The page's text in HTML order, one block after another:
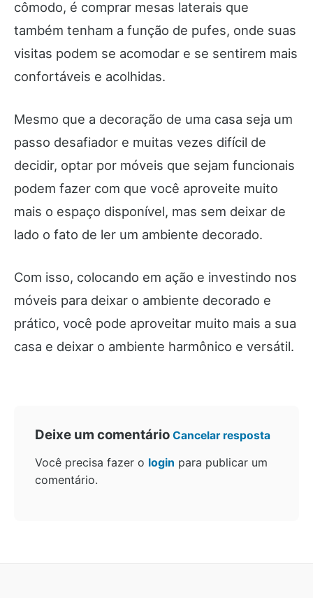
cômodo, é comprar mesas laterais que
também tenham a função de pufes, onde suas
visitas podem se acomodar e se sentirem mais
confortáveis e acolhidas.
Mesmo que a decoração de uma casa seja um
passo desafiador e muitas vezes difícil de
decidir, optar por móveis que sejam funcionais
podem fazer com que você aproveite muito
mais o espaço disponível, mas sem deixar de
lado o fato de ler um ambiente decorado.
Com isso, colocando em ação e investindo nos
móveis para deixar o ambiente decorado e
prático, você pode aproveitar muito mais a sua
casa e deixar o ambiente harmônico e versátil.
Deixe um comentário Cancelar resposta
Você precisa fazer o login para publicar um
comentário.